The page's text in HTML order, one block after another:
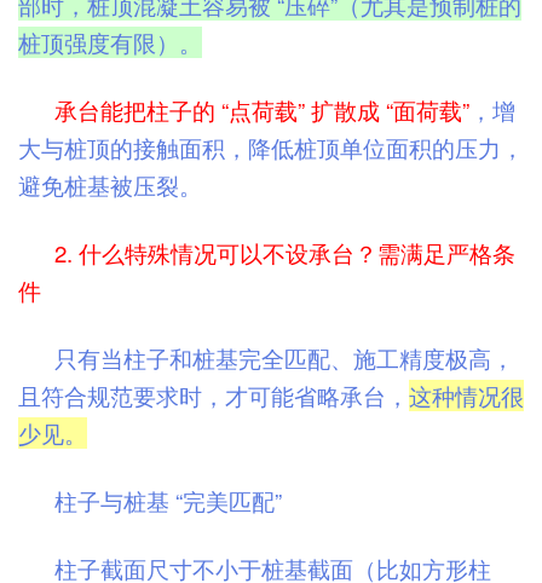
桩顶强度有限）。
承台能把柱子的 “点荷载” 扩散成 “面荷载” ，增
大与桩顶的接触面积，降低桩顶单位面积的压力，
避免桩基被压裂。
2. 什么特殊情况可以不设承台？需满足严格条
件
只有当柱子和桩基完全匹配、施工精度极高，
且符合规范要求时，才可能省略承台， 这种情况很
少见。
柱子与桩基 “完美匹配”
柱子截面尺寸不小于桩基截面（比如方形柱